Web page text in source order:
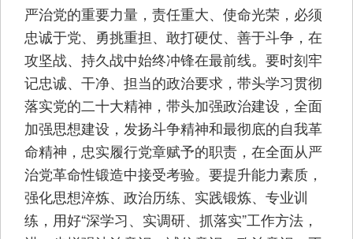
严治党的重要力量，责任重大、使命光荣，必须
忠诚于党、勇挑重担、敢打硬仗、善于斗争，在
攻坚战、持久战中始终冲锋在最前线。要时刻牢
记忠诚、干净、担当的政治要求，带头学习贯彻
落实党的二十大精神，带头加强政治建设，全面
加强思想建设，发扬斗争精神和最彻底的自我革
命精神，忠实履行党章赋予的职责，在全面从严
治党革命性锻造中接受考验。要提升能力素质，
强化思想淬炼、政治历练、实践锻炼、专业训
练，用好“深学习、实调研、抓落实”工作方法，